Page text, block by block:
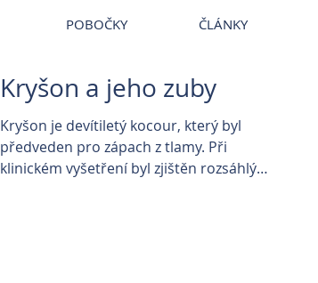
POBOČKY ČLÁNKY
Kryšon a jeho zuby
Kryšon je devítiletý kocour, který byl
předveden pro zápach z tlamy. Při
klinickém vyšetření byl zjištěn rozsáhlý